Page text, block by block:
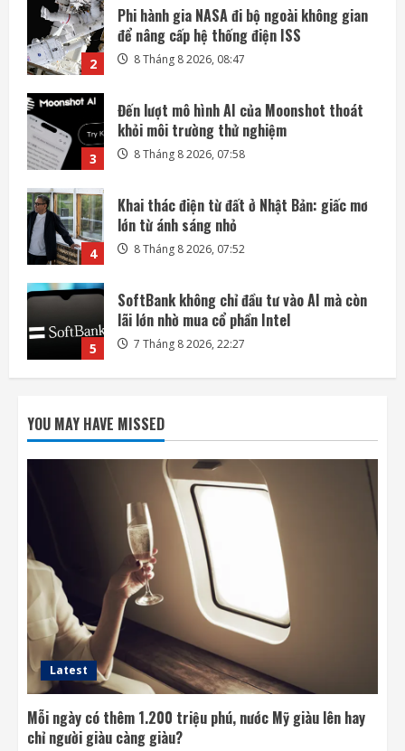
3
Đến lượt mô hình AI của Moonshot thoát
khỏi môi trường thử nghiệm
8 Tháng 8 2026, 07:58
4
Khai thác điện từ đất ở Nhật Bản: giấc mơ
lớn từ ánh sáng nhỏ
8 Tháng 8 2026, 07:52
5
SoftBank không chỉ đầu tư vào AI mà còn
lãi lớn nhờ mua cổ phần Intel
7 Tháng 8 2026, 22:27
1
Mỗi ngày có thêm 1.200 triệu phú, nước
Mỹ giàu lên hay chỉ người giàu càng giàu?
8 Tháng 8 2026, 08:55
2
để nâng cấp hệ thống điện ISS
8 Tháng 8 2026, 08:47
Đến lượt mô hình AI của Moonshot thoát
khỏi môi trường thử nghiệm
8 Tháng 8 2026, 07:58
4
Khai thác điện từ đất ở Nhật Bản: giấc mơ
lớn từ ánh sáng nhỏ
8 Tháng 8 2026, 07:52
YOU MAY HAVE MISSED
Latest
Mỗi ngày có thêm 1.200 triệu phú, nước Mỹ giàu lên hay
chỉ người giàu càng giàu?